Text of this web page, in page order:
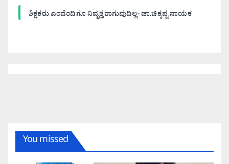
ಶಿಕ್ಷಕರು ಎಂದೆಂದಿಗೂ ನಿವೃತ್ತರಾಗುವುದಿಲ್ಲ- ಡಾ.ಚಿಕ್ಕಪ್ಪ ನಾಯಕ
You missed